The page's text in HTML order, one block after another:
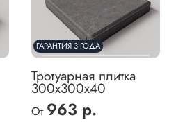
ГАРАНТИЯ 3 ГОДА
Тротуарная плитка
300х300х40
От 963 р.